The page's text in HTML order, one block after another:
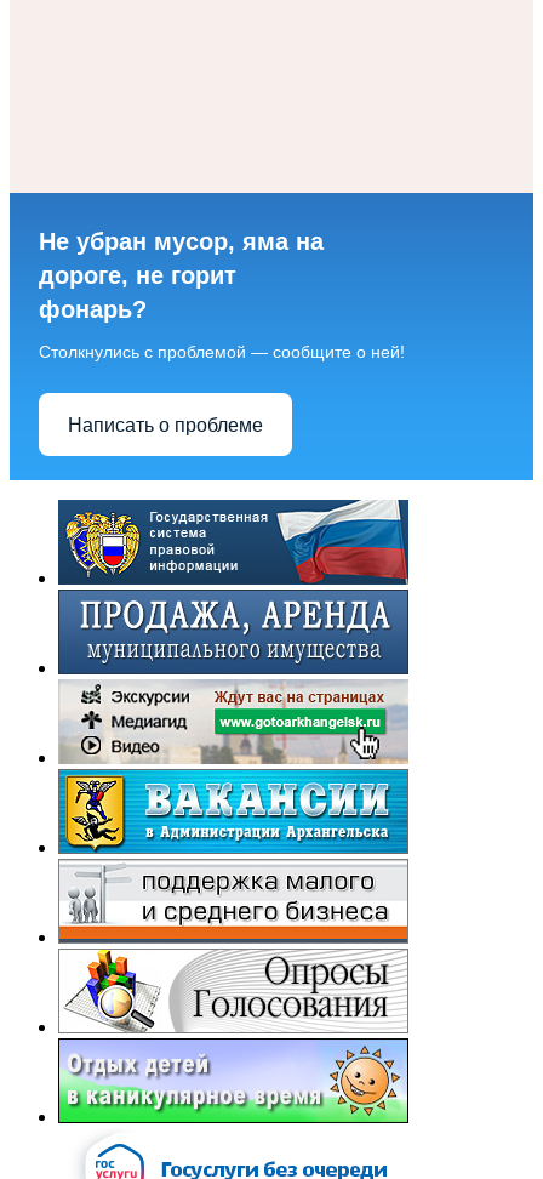
Не убран мусор, яма на
дороге, не горит
фонарь?
Столкнулись с проблемой — сообщите о ней!
Написать о проблеме